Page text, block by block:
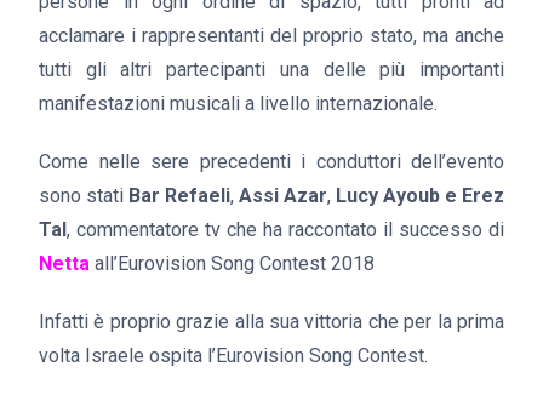
acclamare i rappresentanti del proprio stato, ma anche
tutti gli altri partecipanti una delle più importanti
manifestazioni musicali a livello internazionale.
Come nelle sere precedenti i conduttori dell’evento
sono stati Bar Refaeli, Assi Azar, Lucy Ayoub e Erez
Tal, commentatore tv che ha raccontato il successo di
Netta all’Eurovision Song Contest 2018
Infatti è proprio grazie alla sua vittoria che per la prima
volta Israele ospita l’Eurovision Song Contest.